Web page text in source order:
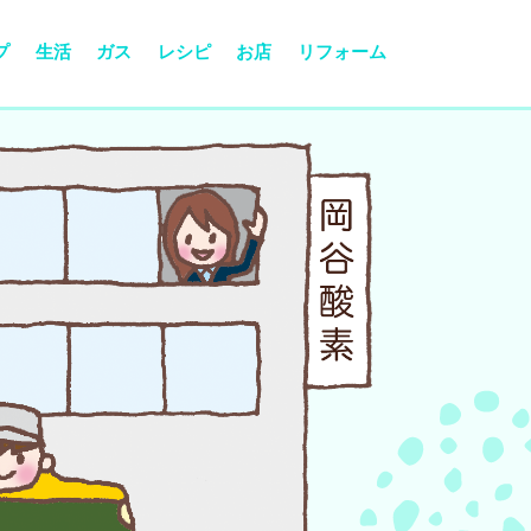
生活 ガス レシピ お店 リフォーム